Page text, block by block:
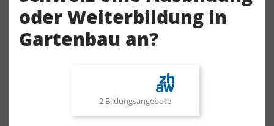
oder Weiterbildung in
Gartenbau an?
2 Bildungsangebote